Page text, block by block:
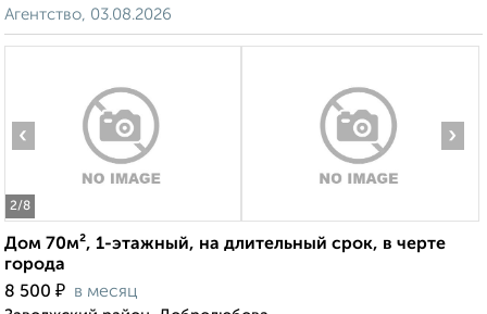
Агентство, 03.08.2026
2/8
‹ ›
Дом 70м², 1-этажный, на длительный срок, в черте
города
8 500 ₽ в месяц